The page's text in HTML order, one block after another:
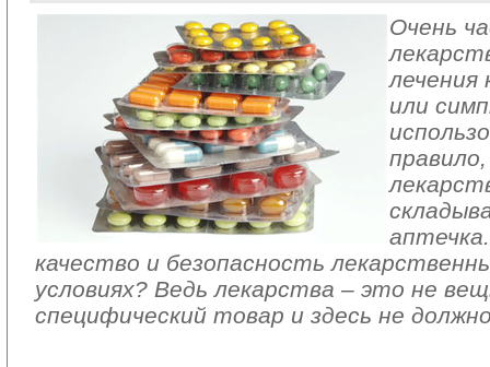
Очень
лечения
или
качество и безопасность
условиях? Ведь лекарства – это не
специфический товар и здесь не